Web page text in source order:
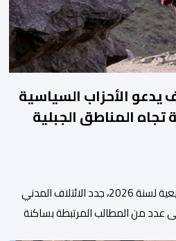
.. ائتلاف يدعو الأحزاب السياسية
تجاه المناطق الجبلية
مع اقتراب الاستحقاقات التشريعية لسنة 2026، جدد الائتلاف المدني
عدد من المطالب المرتبطة بساكنة